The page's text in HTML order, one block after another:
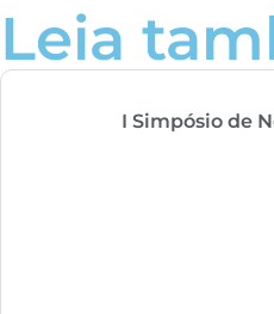
Leia
I Simpósio de